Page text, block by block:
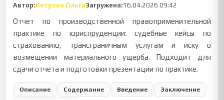
Автор:Петрова ОльгаЗагружена:16.04.2026 09:42
Отчет по производственной правоприменительной
практике по юриспруденции: судебные кейсы по
страхованию, трансграничным услугам и иску о
возмещении материального ущерба. Подходит для
сдачи отчета и подготовки презентации по практике.
Описание Содержание Введение Заключение